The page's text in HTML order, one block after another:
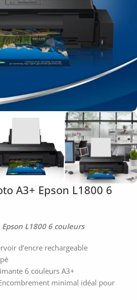
A3+ Epson L1800 6
L1800 6 couleurs
d’encre rechargeable
6 couleurs A3+
minimal idéal pour